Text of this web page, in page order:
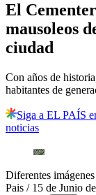
El
mausoleos
ciudad
Con años de
habitantes de
Siga a EL PAÍS
noticias
Diferentes
Pais / 15 de Junio